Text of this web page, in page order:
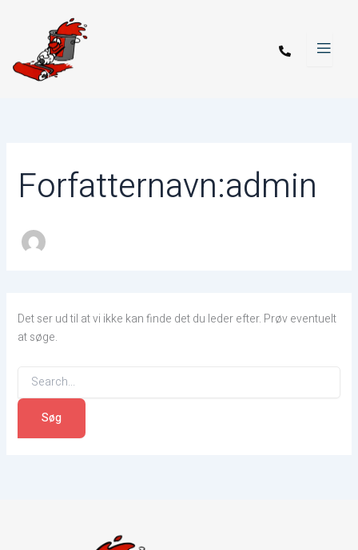
indholdet
Forfatternavn:admin
Det ser ud til at vi ikke kan finde det du leder efter. Prøv eventuelt
at søge.